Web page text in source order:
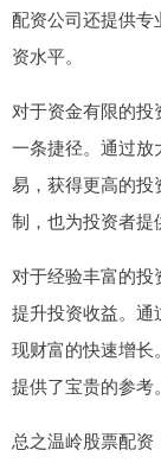
配资公司还提供
资水平。
对于资金有限的投
一条捷径。通过放
易，获得更高的
制，也为投资者提
对于经验丰富的
提升投资收益。
现财富的快速增长
提供了宝贵的参考。
总之温岭股票配